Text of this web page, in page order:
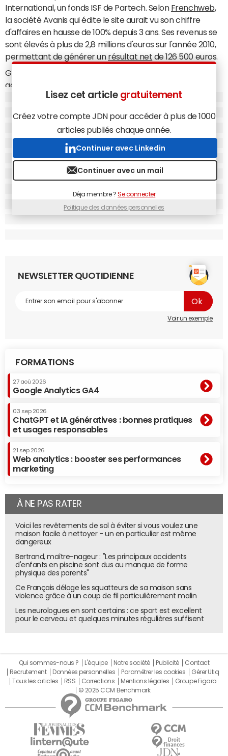
International, un fonds ISF de Partech. Selon Frenchweb,
la société Avanis qui édite le site aurait vu son chiffre
d'affaires en hausse de 100% depuis 3 ans. Ses revenus se
sont élevés à plus de 2,8 millions d'euros sur l'année 2010,
permettant de générer un résultat net de 126 500 euros.
Grâce à ce tour de table, la start-up souhaite élargir sa
gamme de produits et envisager son développement
international et ce notamment sur le continent
et souhaite également améliorer son marketing et la
gestion de ses stocks.
Lisez cet article gratuitement
Créez votre compte JDN pour accéder à plus de 1000
articles publiés chaque année.
Continuer avec Linkedin
Continuer avec un mail
Déja membre ?Se connecter
Politique des données personnelles
NEWSLETTER QUOTIDIENNE
Voir un exemple
FORMATIONS
27 aoû 2026
Google Analytics GA4
03 sep 2026
ChatGPT et IA génératives : bonnes pratiques
et usages responsables
21 sep 2026
Web analytics : booster ses performances
marketing
À NE PAS RATER
Voici les revêtements de sol à éviter si vous voulez une
maison facile à nettoyer - un en particulier est même
dangereux
Bertrand, maître-nageur : "Les principaux accidents
d'enfants en piscine sont dus au manque de forme
physique des parents"
Ce Français déloge les squatteurs de sa maison sans
violence grâce à un coup de fil particulièrement malin
Les neurologues en sont certains : ce sport est excellent
pour le cerveau et quelques minutes régulières suffisent
Qui sommes-nous ? L'équipe Notre société Publicité
Contact
Recrutement
Données personnelles Paramétrer les cookies
Gérer Utiq
Tous les articles
RSS Corrections Mentions légales
Groupe Figaro
© 2025 CCM Benchmark